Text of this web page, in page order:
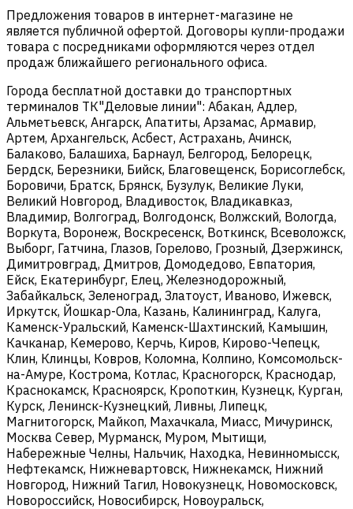
Предложения товаров в интернет-магазине не
является публичной офертой. Договоры купли-продажи
товара с посредниками оформляются через отдел
продаж ближайшего регионального офиса.
Города бесплатной доставки до транспортных
терминалов ТК"Деловые линии": Абакан, Адлер,
Альметьевск, Ангарск, Апатиты, Арзамас, Армавир,
Артем, Архангельск, Асбест, Астрахань, Ачинск,
Балаково, Балашиха, Барнаул, Белгород, Белорецк,
Бердск, Березники, Бийск, Благовещенск, Борисоглебск,
Боровичи, Братск, Брянск, Бузулук, Великие Луки,
Великий Новгород, Владивосток, Владикавказ,
Владимир, Волгоград, Волгодонск, Волжский, Вологда,
Воркута, Воронеж, Воскресенск, Воткинск, Всеволожск,
Выборг, Гатчина, Глазов, Горелово, Грозный, Дзержинск,
Димитровград, Дмитров, Домодедово, Евпатория,
Ейск, Екатеринбург, Елец, Железнодорожный,
Забайкальск, Зеленоград, Златоуст, Иваново, Ижевск,
Иркутск, Йошкар-Ола, Казань, Калининград, Калуга,
Каменск-Уральский, Каменск-Шахтинский, Камышин,
Качканар, Кемерово, Керчь, Киров, Кирово-Чепецк,
Клин, Клинцы, Ковров, Коломна, Колпино, Комсомольск-
на-Амуре, Кострома, Котлас, Красногорск, Краснодар,
Краснокамск, Красноярск, Кропоткин, Кузнецк, Курган,
Курск, Ленинск-Кузнецкий, Ливны, Липецк,
Магнитогорск, Майкоп, Махачкала, Миасс, Мичуринск,
Москва Север, Мурманск, Муром, Мытищи,
Набережные Челны, Нальчик, Находка, Невинномысск,
Нефтекамск, Нижневартовск, Нижнекамск, Нижний
Новгород, Нижний Тагил, Новокузнецк, Новомосковск,
Новороссийск, Новосибирск, Новоуральск,